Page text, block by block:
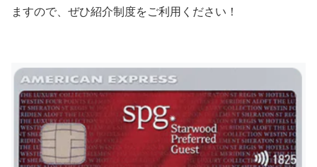
ますので、ぜひ紹介制度をご利用ください！